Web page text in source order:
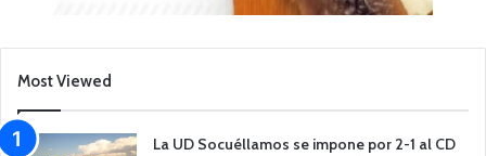
Most Viewed
La UD Socuéllamos se impone por 2-1 al CD